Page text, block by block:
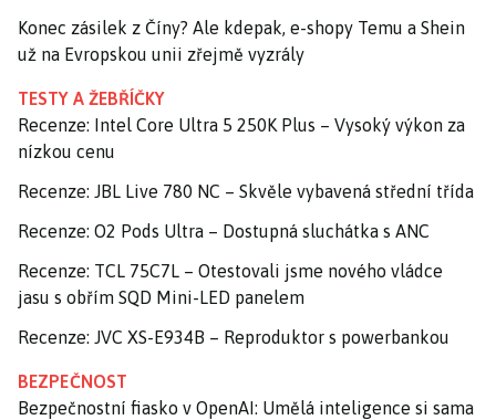
Konec zásilek z Číny? Ale kdepak, e-shopy Temu a Shein
už na Evropskou unii zřejmě vyzrály
TESTY A ŽEBŘÍČKY
Recenze: Intel Core Ultra 5 250K Plus – Vysoký výkon za
nízkou cenu
Recenze: JBL Live 780 NC – Skvěle vybavená střední třída
Recenze: O2 Pods Ultra – Dostupná sluchátka s ANC
Recenze: TCL 75C7L – Otestovali jsme nového vládce
jasu s obřím SQD Mini-LED panelem
Recenze: JVC XS-E934B – Reproduktor s powerbankou
BEZPEČNOST
Bezpečnostní fiasko v OpenAI: Umělá inteligence si sama